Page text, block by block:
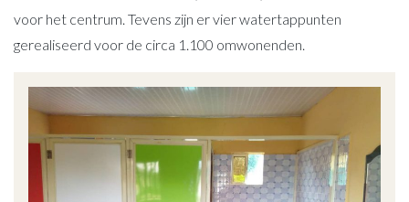
voor het centrum. Tevens zijn er vier watertappunten
gerealiseerd voor de circa 1.100 omwonenden.